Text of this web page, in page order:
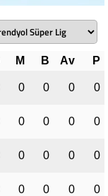
M B Av
P
0 0 0 0
0 0 0 0
0 0 0 0
0 0 0 0